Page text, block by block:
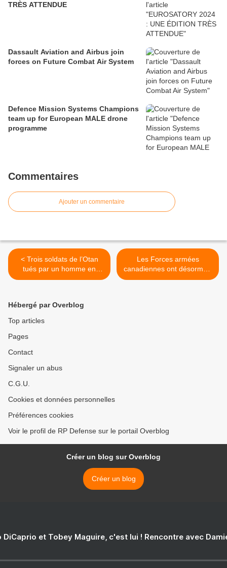
TRÈS ATTENDUE
Dassault Aviation and Airbus join
forces on Future Combat Air System
Defence Mission Systems Champions
team up for European MALE drone
programme
Commentaires
Ajouter un commentaire
< Trois soldats de l’Otan
tués par un homme en
uniforme en Afghanistan
Les Forces armées
canadiennes ont désormais
un Commandement du
Hébergé par Overblog
Top articles
Pages
Contact
Signaler un abus
C.G.U.
Cookies et données personnelles
Préférences cookies
Voir le profil de RP Defense sur le portail Overblog
Créer un blog sur Overblog
Créer un blog
DiCaprio et Tobey Maguire, c'est lui ! Rencontre avec